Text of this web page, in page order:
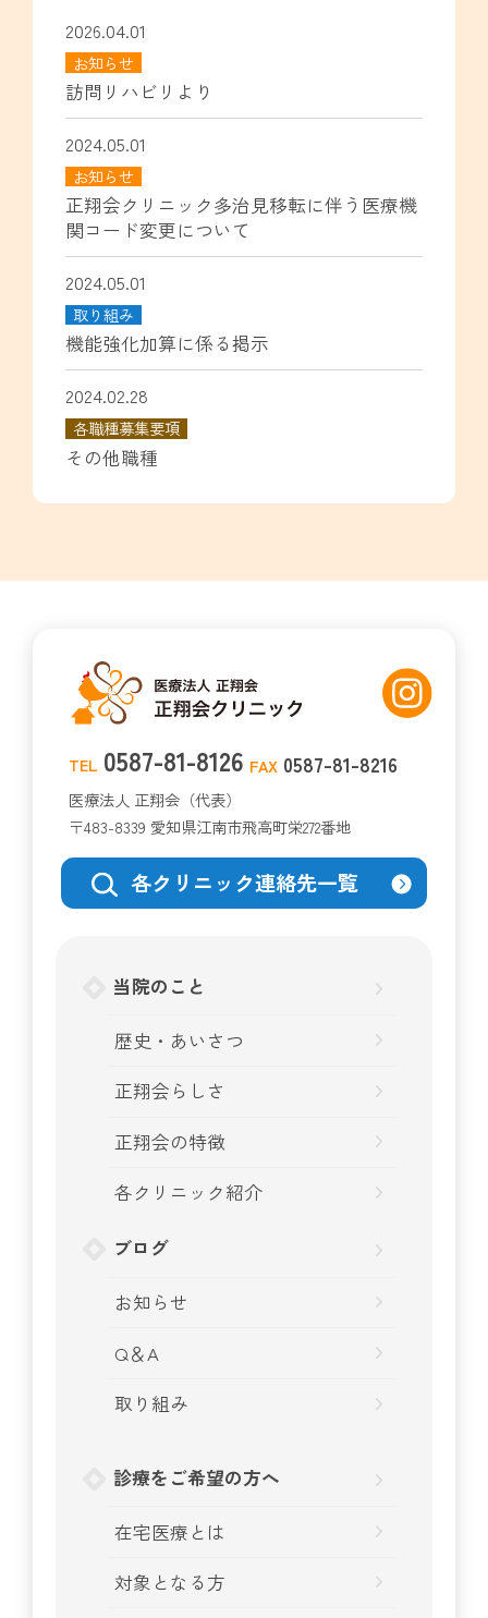
2026.04.01
お知らせ
訪問リハビリより
2024.05.01
お知らせ
正翔会クリニック多治見移転に伴う医療機
関コード変更について
2024.05.01
取り組み
機能強化加算に係る掲示
2024.02.28
各職種募集要項
その他職種
TEL 0587-81-8126 FAX 0587-81-8216
医療法人 正翔会（代表）
〒483-8339 愛知県江南市飛高町栄272番地
各クリニック連絡先一覧
当院のこと
歴史・あいさつ
正翔会らしさ
正翔会の特徴
各クリニック紹介
ブログ
お知らせ
Q＆A
取り組み
診療をご希望の方へ
在宅医療とは
対象となる方